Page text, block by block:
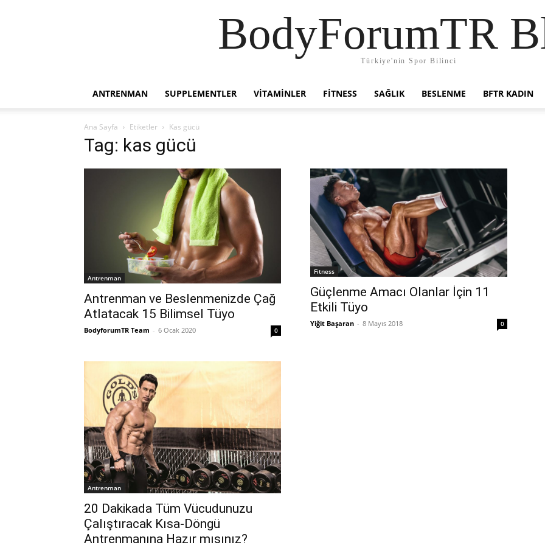
BodyForumTR
Türkiye'nin Spor Bilinci
ANTRENMAN SUPPLEMENTLER VITAMINLER FITNESS SAĞLIK BESLENME BFTR KADIN
Ana Sayfa Etiketler Kas gücü
Tag: kas gücü
Antrenman
Antrenman ve Beslenmenizde Çağ
Atlatacak 15 Bilimsel Tüyo
BodyforumTR Team - 6 Ocak 2020 0
Fitness
Güçlenme Amacı Olanlar İçin 11
Etkili Tüyo
Yiğit Başaran - 8 Mayıs 2018 0
Antrenman
20 Dakikada Tüm Vücudunuzu
Çalıştıracak Kısa-Döngü
Antrenmanına Hazır mısınız?